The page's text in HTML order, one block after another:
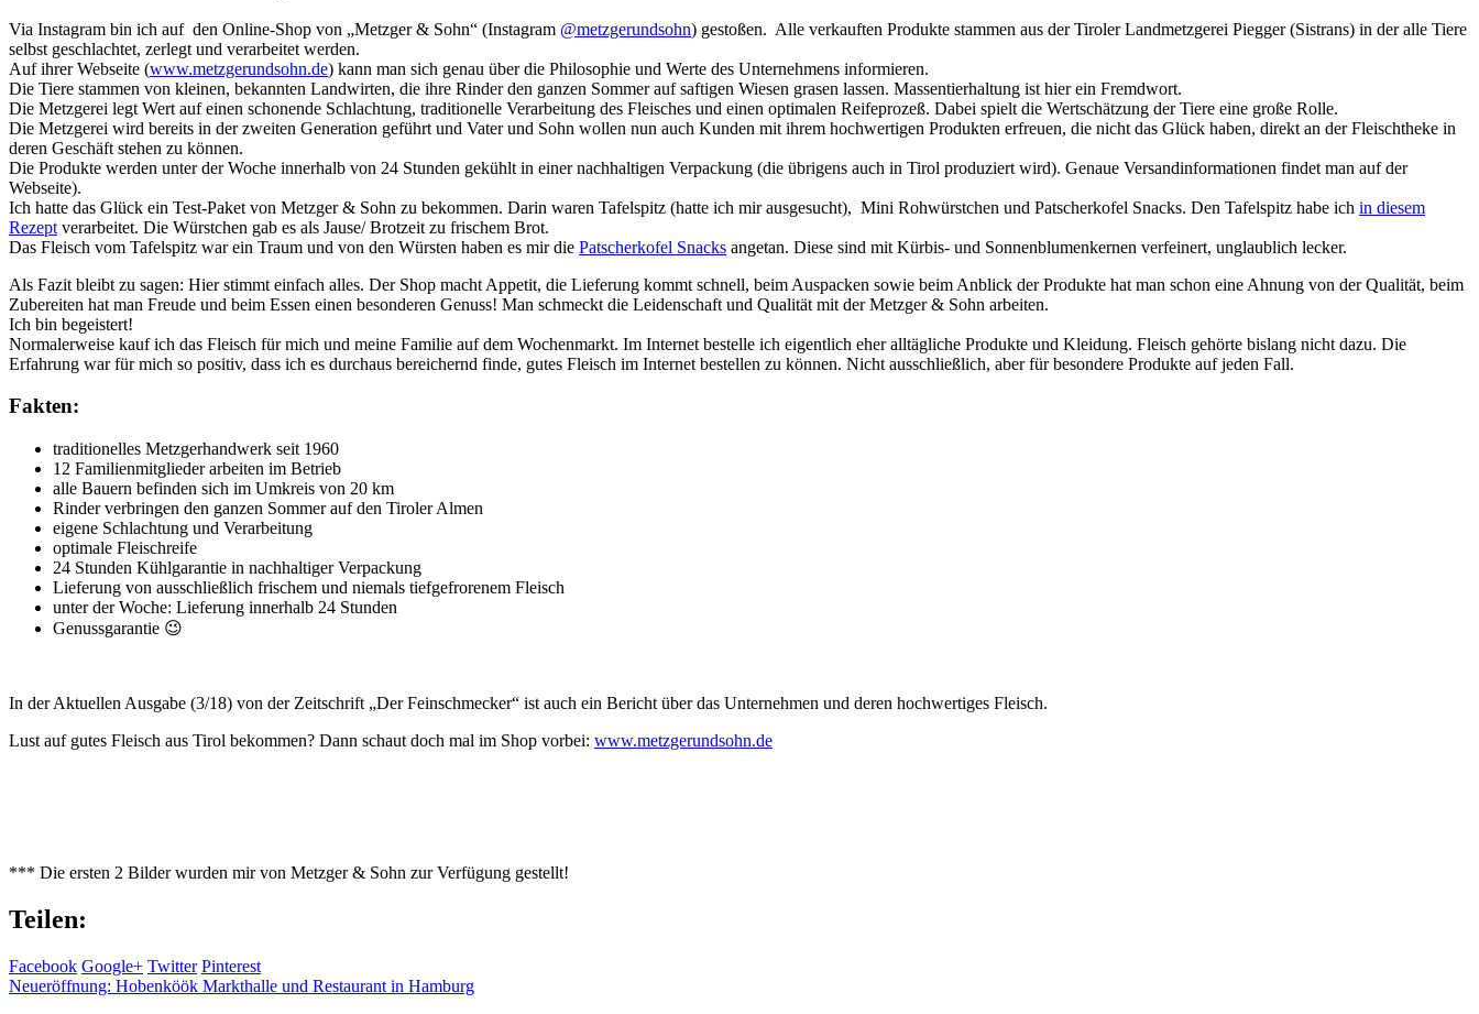
Via Instagram bin ich auf den Online-Shop von „Metzger & Sohn“ (Instagram @metzgerundsohn) gestoßen. Alle verkauften Produkte stammen aus der Tiroler Landmetzgerei Piegger (Sistrans) in der alle Tiere
selbst geschlachtet, zerlegt und verarbeitet werden.
Auf ihrer Webseite (www.metzgerundsohn.de) kann man sich genau über die Philosophie und Werte des Unternehmens informieren.
Die Tiere stammen von kleinen, bekannten Landwirten, die ihre Rinder den ganzen Sommer auf saftigen Wiesen grasen lassen. Massentierhaltung ist hier ein Fremdwort.
Die Metzgerei legt Wert auf einen schonende Schlachtung, traditionelle Verarbeitung des Fleisches und einen optimalen Reifeprozeß. Dabei spielt die Wertschätzung der Tiere eine große Rolle.
Die Metzgerei wird bereits in der zweiten Generation geführt und Vater und Sohn wollen nun auch Kunden mit ihrem hochwertigen Produkten erfreuen, die nicht das Glück haben, direkt an der Fleischtheke in
deren Geschäft stehen zu können.
Die Produkte werden unter der Woche innerhalb von 24 Stunden gekühlt in einer nachhaltigen Verpackung (die übrigens auch in Tirol produziert wird). Genaue Versandinformationen findet man auf der
Webseite).
Ich hatte das Glück ein Test-Paket von Metzger & Sohn zu bekommen. Darin waren Tafelspitz (hatte ich mir ausgesucht), Mini Rohwürstchen und Patscherkofel Snacks. Den Tafelspitz habe ich in diesem
Rezept verarbeitet. Die Würstchen gab es als Jause/ Brotzeit zu frischem Brot.
Das Fleisch vom Tafelspitz war ein Traum und von den Würsten haben es mir die Patscherkofel Snacks angetan. Diese sind mit Kürbis- und Sonnenblumenkernen verfeinert, unglaublich lecker.
Als Fazit bleibt zu sagen: Hier stimmt einfach alles. Der Shop macht Appetit, die Lieferung kommt schnell, beim Auspacken sowie beim Anblick der Produkte hat man schon eine Ahnung von der Qualität, beim
Zubereiten hat man Freude und beim Essen einen besonderen Genuss! Man schmeckt die Leidenschaft und Qualität mit der Metzger & Sohn arbeiten.
Ich bin begeistert!
Normalerweise kauf ich das Fleisch für mich und meine Familie auf dem Wochenmarkt. Im Internet bestelle ich eigentlich eher alltägliche Produkte und Kleidung. Fleisch gehörte bislang nicht dazu. Die
Erfahrung war für mich so positiv, dass ich es durchaus bereichernd finde, gutes Fleisch im Internet bestellen zu können. Nicht ausschließlich, aber für besondere Produkte auf jeden Fall.
Fakten:
traditionelles Metzgerhandwerk seit 1960
12 Familienmitglieder arbeiten im Betrieb
alle Bauern befinden sich im Umkreis von 20 km
Rinder verbringen den ganzen Sommer auf den Tiroler Almen
eigene Schlachtung und Verarbeitung
optimale Fleischreife
24 Stunden Kühlgarantie in nachhaltiger Verpackung
Lieferung von ausschließlich frischem und niemals tiefgefrorenem Fleisch
unter der Woche: Lieferung innerhalb 24 Stunden
Genussgarantie 😉
In der Aktuellen Ausgabe (3/18) von der Zeitschrift „Der Feinschmecker“ ist auch ein Bericht über das Unternehmen und deren hochwertiges Fleisch.
Lust auf gutes Fleisch aus Tirol bekommen? Dann schaut doch mal im Shop vorbei: www.metzgerundsohn.de
*** Die ersten 2 Bilder wurden mir von Metzger & Sohn zur Verfügung gestellt!
Teilen:
Facebook Google+ Twitter Pinterest
Neueröffnung: Hobenköök Markthalle und Restaurant in Hamburg